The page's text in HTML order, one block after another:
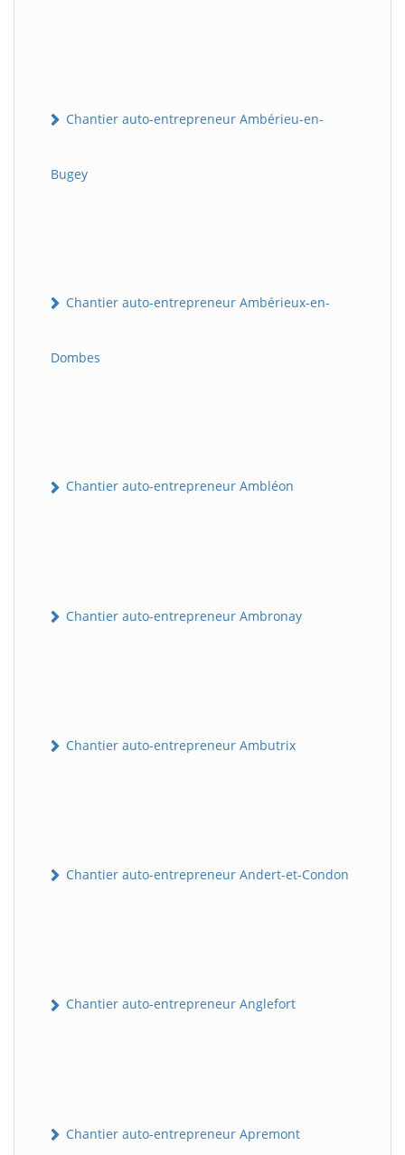
Chantier auto-entrepreneur Ambérieu-en-
Bugey
Chantier auto-entrepreneur Ambérieux-en-
Dombes
Chantier auto-entrepreneur Ambléon
Chantier auto-entrepreneur Ambronay
Chantier auto-entrepreneur Ambutrix
Chantier auto-entrepreneur Andert-et-Condon
Chantier auto-entrepreneur Anglefort
Chantier auto-entrepreneur Apremont